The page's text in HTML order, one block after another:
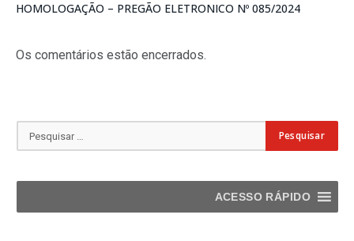
HOMOLOGAÇÃO – PREGÃO ELETRONICO Nº 085/2024
Os comentários estão encerrados.
ACESSO RÁPIDO